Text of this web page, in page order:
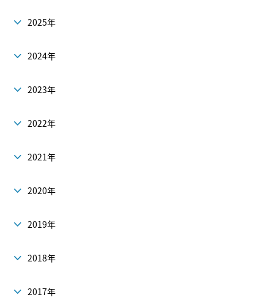
2025年
2024年
2023年
2022年
2021年
2020年
2019年
2018年
2017年